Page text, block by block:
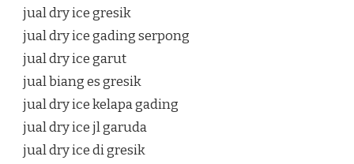
jual dry ice gresik
jual dry ice gading serpong
jual dry ice garut
jual biang es gresik
jual dry ice kelapa gading
jual dry ice jl garuda
jual dry ice di gresik